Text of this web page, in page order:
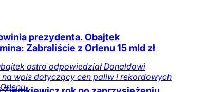
prezydenta. Obajtek
Zabraliście z Orlenu 15 mld zł
ostro odpowiedział Donaldowi
na wpis dotyczący cen paliw i rekordowych